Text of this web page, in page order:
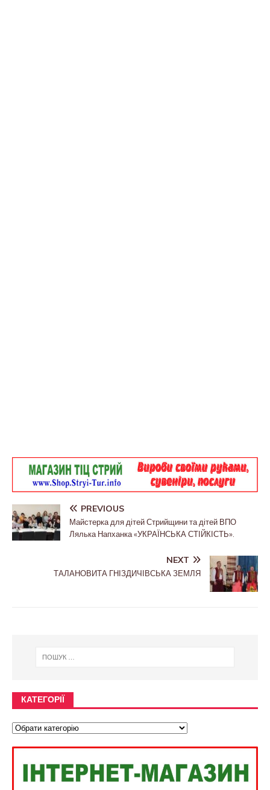
PREVIOUS
Майстерка для дітей Стрийщини та дітей ВПО
Лялька Напханка «УКРАЇНСЬКА СТІЙКІСТЬ».
NEXT
ТАЛАНОВИТА ГНІЗДИЧІВСЬКА ЗЕМЛЯ
КАТЕГОРІЇ